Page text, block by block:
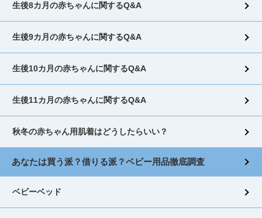
生後8カ月の赤ちゃんに関するQ&A
生後9カ月の赤ちゃんに関するQ&A
生後10カ月の赤ちゃんに関するQ&A
生後11カ月の赤ちゃんに関するQ&A
秋冬の赤ちゃん用肌着はどうしたらいい？
あなたは買う派？借りる派？ベビー用品徹底調査
ベビーベッド